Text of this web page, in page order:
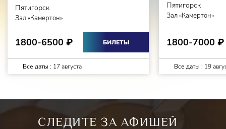
Пятигорск
Зал «Камертон»
1800-6500 ₽ БИЛЕТЫ
Все даты : 17 августа
Пятигорск
Зал «Камертон»
1800-7000 ₽
Все даты : 19
СЛЕДИТЕ ЗА АФИШЕЙ